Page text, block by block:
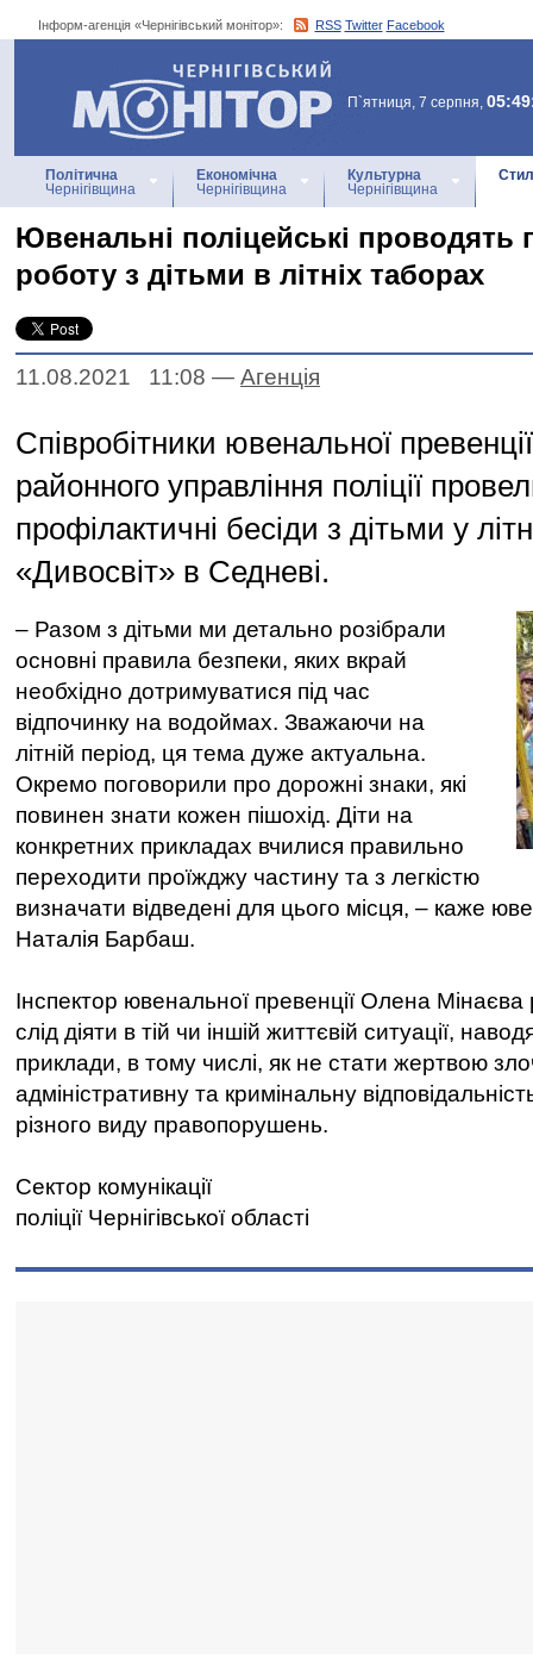
Інформ-агенція «Чернігівський монітор»: RSS Twitter Facebook
Інформ-агенція
«Чернігівський монітор»
П`ятниця, 7 серпня,
Політична
Чернігівщина
Економічна
Чернігівщина
Культурна
Чернігівщина
Ювенальні поліцейські проводять
роботу з дітьми в літніх таборах
11.08.2021 11:08 — Агенцiя
Співробітники ювенальної превенції
районного управління поліції
профілактичні бесіди з дітьми у
«Дивосвіт» в Седневі.
– Разом з дітьми ми детально розібрали
основні правила безпеки, яких вкрай
необхідно дотримуватися під час
відпочинку на водоймах. Зважаючи на
літній період, ця тема дуже актуальна.
Окремо поговорили про дорожні знаки, які
повинен знати кожен пішохід. Діти на
конкретних прикладах вчилися правильно
переходити проїжджу частину та з легкістю
визначати відведені для цього місця, – каже
Наталія Барбаш.
Інспектор ювенальної превенції Олена Мінаєва
слід діяти в тій чи іншій життєвій ситуації,
приклади, в тому числі, як не стати жертвою
адміністративну та кримінальну
різного виду правопорушень.
Сектор комунікації
поліції Чернігівської області